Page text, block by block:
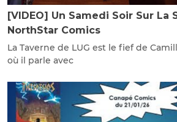
[VIDEO] Un Samedi Soir Sur La
NorthStar Comics
La Taverne de LUG est le fief de
où il parle avec